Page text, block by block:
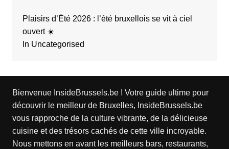
Plaisirs d’Été 2026 : l’été bruxellois se vit à ciel
ouvert ☀️
In Uncategorised
Bienvenue InsideBrussels.be ! Votre guide ultime pour
découvrir le meilleur de Bruxelles, InsideBrussels.be
vous rapproche de la culture vibrante, de la délicieuse
cuisine et des trésors cachés de cette ville incroyable.
Nous mettons en avant les meilleurs bars, restaurants,